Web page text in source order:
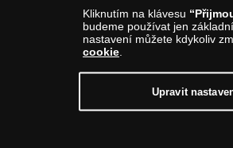
© Copyright 2026 - Národní
E-mail: info@narodnipokladnice.cz,
Společnost zapsána v OR
Upravit nastavení souborů
Kliknutím na klávesu
budeme používat jen
nastavení můžete kdykoliv
cookie
Upravit